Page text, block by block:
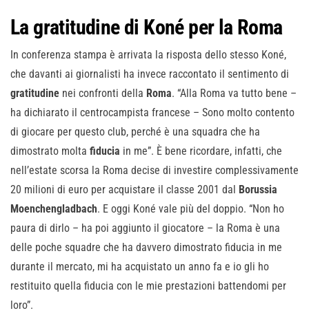
La gratitudine di Koné per la Roma
In conferenza stampa è arrivata la risposta dello stesso Koné,
che davanti ai giornalisti ha invece raccontato il sentimento di
gratitudine nei confronti della Roma. “Alla Roma va tutto bene –
ha dichiarato il centrocampista francese – Sono molto contento
di giocare per questo club, perché è una squadra che ha
dimostrato molta fiducia in me”. È bene ricordare, infatti, che
nell’estate scorsa la Roma decise di investire complessivamente
20 milioni di euro per acquistare il classe 2001 dal Borussia
Moenchengladbach. E oggi Koné vale più del doppio. “Non ho
paura di dirlo – ha poi aggiunto il giocatore – la Roma è una
delle poche squadre che ha davvero dimostrato fiducia in me
durante il mercato, mi ha acquistato un anno fa e io gli ho
restituito quella fiducia con le mie prestazioni battendomi per
loro”.